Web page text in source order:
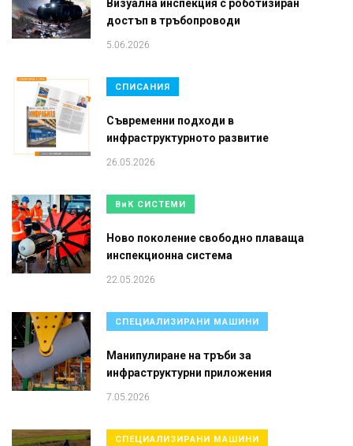
Визуална инспекция с роботизиран
достъп в тръбопроводи
5.06.2026
СПИСАНИЯ
Съвременни подходи в
инфраструктурното развитие
26.05.2026
ВиК СИСТЕМИ
Ново поколение свободно плаваща
инспекционна система
22.05.2026
СПЕЦИАЛИЗИРАНИ МАШИНИ
Манипулиране на тръби за
инфраструктурни приложения
7.05.2026
СПЕЦИАЛИЗИРАНИ МАШИНИ